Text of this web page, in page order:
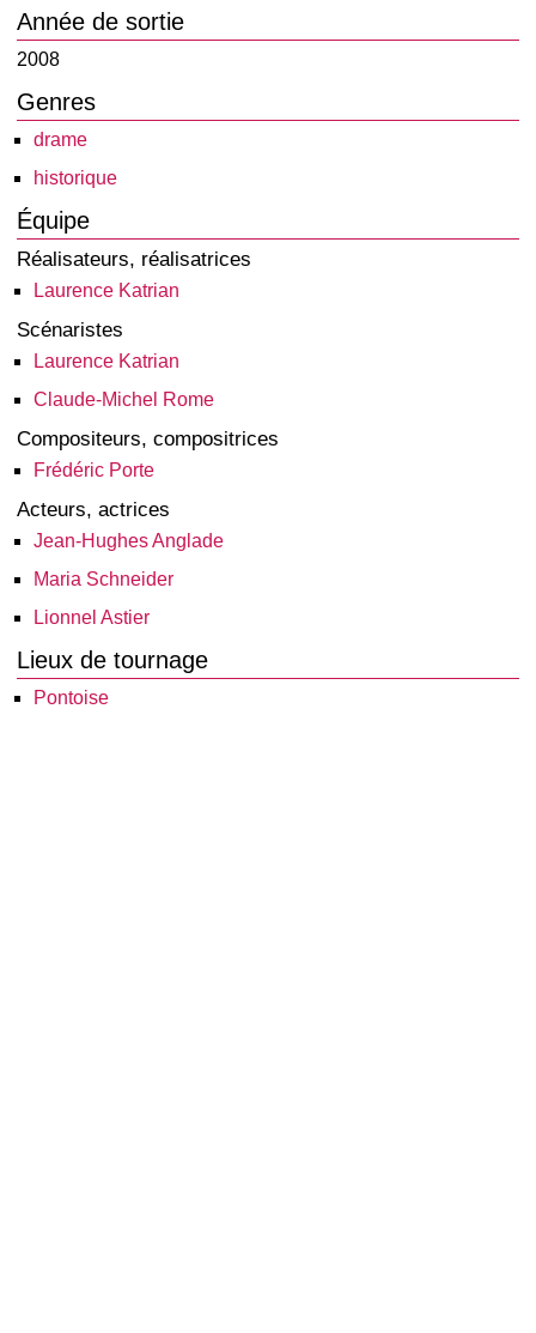
Année de sortie
2008
Genres
drame
historique
Équipe
Réalisateurs, réalisatrices
Laurence Katrian
Scénaristes
Laurence Katrian
Claude-Michel Rome
Compositeurs, compositrices
Frédéric Porte
Acteurs, actrices
Jean-Hughes Anglade
Maria Schneider
Lionnel Astier
Lieux de tournage
Pontoise